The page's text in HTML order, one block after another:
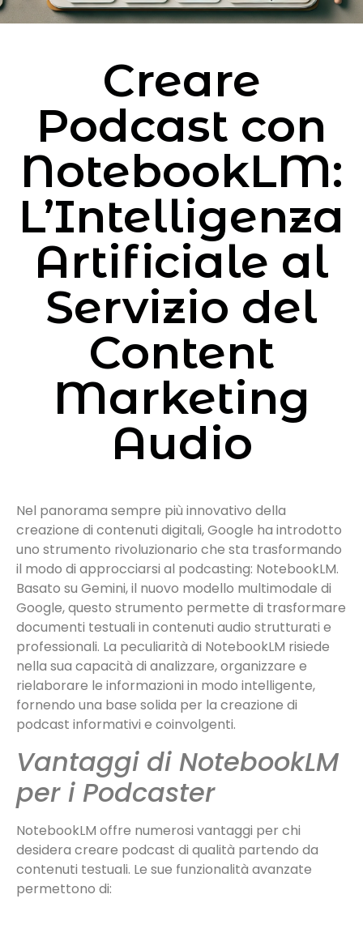
Creare
Podcast con
NotebookLM:
L’Intelligenza
Artificiale al
Servizio del
Content
Marketing
Audio
Nel panorama sempre più innovativo della
creazione di contenuti digitali, Google ha introdotto
uno strumento rivoluzionario che sta trasformando
il modo di approcciarsi al podcasting: NotebookLM.
Basato su Gemini, il nuovo modello multimodale di
Google, questo strumento permette di trasformare
documenti testuali in contenuti audio strutturati e
professionali. La peculiarità di NotebookLM risiede
nella sua capacità di analizzare, organizzare e
rielaborare le informazioni in modo intelligente,
fornendo una base solida per la creazione di
podcast informativi e coinvolgenti.
Vantaggi di NotebookLM
per i Podcaster
NotebookLM offre numerosi vantaggi per chi
desidera creare podcast di qualità partendo da
contenuti testuali. Le sue funzionalità avanzate
permettono di: